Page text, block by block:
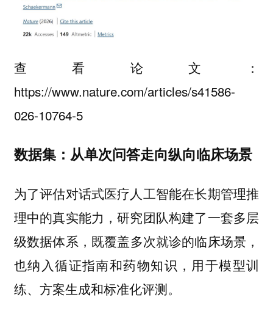
查看论文：
https://www.nature.com/articles/s41586-
026-10764-5
数据集：从单次问答走向纵向临床场景
为了评估对话式医疗人工智能在长期管理推
理中的真实能力，研究团队构建了一套多层
级数据体系， 既覆盖多次就诊的临床场景，
也纳入循证指南和药物知识， 用于模型训
练、方案生成和标准化评测。